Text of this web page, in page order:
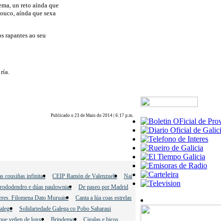
un reto aínda que
aínda que sexa
rapantes ao seu
Publicado o 23 de Maio do 2014 | 6:17 p.m.
cousiñas infinitas CEIP Ramón de Valenzuela
Nai
e dúas paulownias
De paseo por Madrid
Filomena Dato Muruais.
Canta a lúa coas estrelas
Solidariedade Galega co Pobo Saharaui
veñen de lonxe
Brindemos Cigalas e bicos